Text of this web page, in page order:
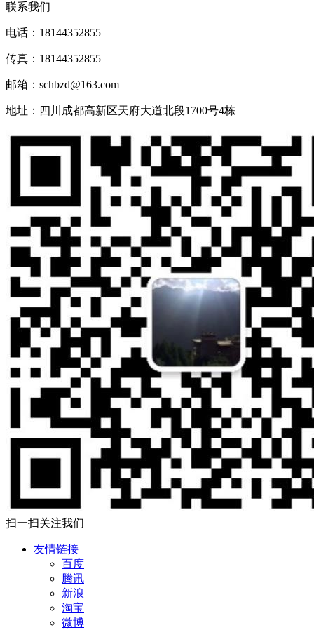
联系我们
电话：18144352855
传真：18144352855
邮箱：schbzd@163.com
地址：四川成都高新区天府大道北段1700号4栋
扫一扫关注我们
友情链接
百度
腾讯
新浪
淘宝
微博